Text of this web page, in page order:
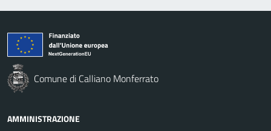
Comune di Calliano Monferrato
AMMINISTRAZIONE